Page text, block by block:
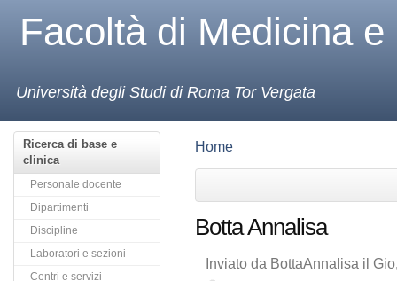
Facoltà di Medicina
Università degli Studi di Roma Tor Vergata
Ricerca di base e
clinica
Personale docente
Dipartimenti
Discipline
Laboratori e sezioni
Centri e servizi
Home
Botta Annalisa
Inviato da BottaAnnalisa il